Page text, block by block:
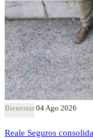
Bienestar 04 Ago 2026
Reale Seguros